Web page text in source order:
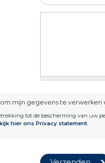
mijn gegevens te verwerken
tot de bescherming van uw
hier ons Privacy statement